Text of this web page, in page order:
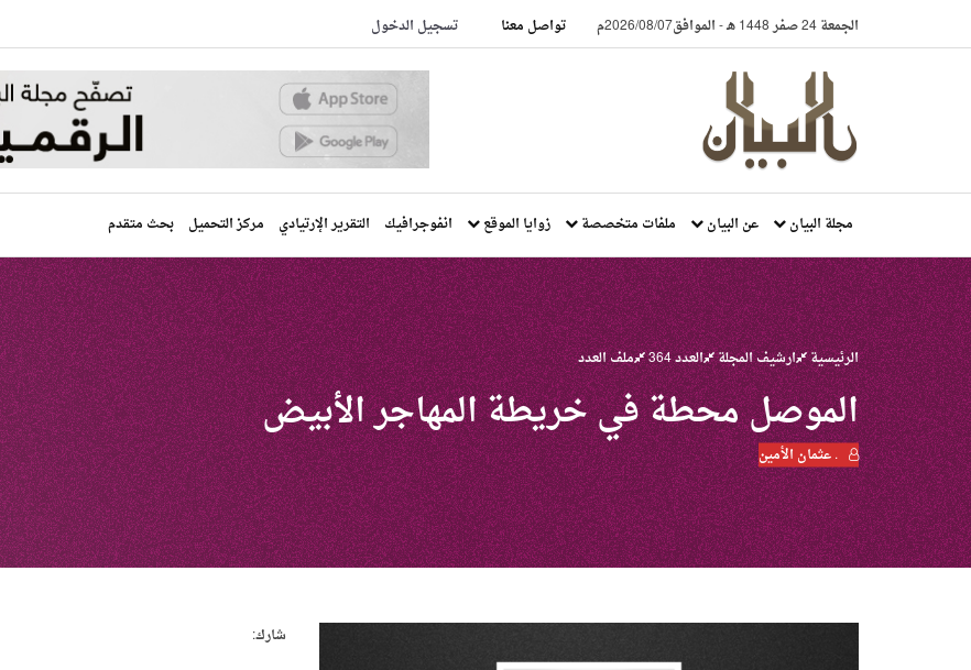
الجمعة 24 صفر 1448 هـ -الموافق2026/08/07م تواصل معنا تسجيل الدخول
مجلة البيان عن البيان ملفات متخصصة زوايا الموقع انفوجرافيك التقرير الإرتيادي مركز التحميل بحث متقدم
الرئيسية ارشيف المجلة العدد 364 ملف العدد
الموصل محطة في خريطة المهاجر الأبيض
. عثمان الأمين
شارك: